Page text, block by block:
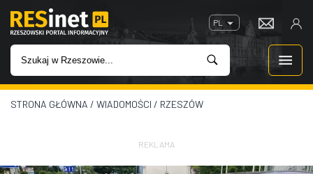
PL
WIADOMOŚCI
STRONA GŁÓWNA / WIADOMOŚCI / RZESZÓW
REKLAMA